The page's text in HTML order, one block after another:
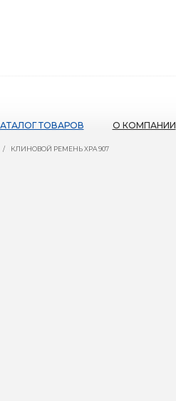
ТОВАРОВ О КОМПАНИИ
/ КЛИНОВОЙ РЕМЕНЬ XPA 907